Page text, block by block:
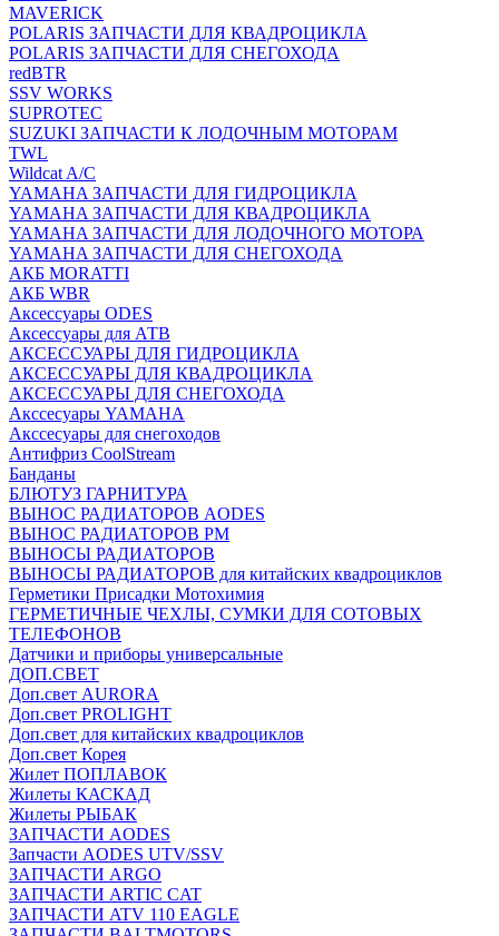
MAVERICK
POLARIS ЗАПЧАСТИ ДЛЯ КВАДРОЦИКЛА
POLARIS ЗАПЧАСТИ ДЛЯ СНЕГОХОДА
redBTR
SSV WORKS
SUPROTEC
SUZUKI ЗАПЧАСТИ К ЛОДОЧНЫМ МОТОРАМ
TWL
Wildcat A/C
YAMAHA ЗАПЧАСТИ ДЛЯ ГИДРОЦИКЛА
YAMAHA ЗАПЧАСТИ ДЛЯ КВАДРОЦИКЛА
YAMAHA ЗАПЧАСТИ ДЛЯ ЛОДОЧНОГО МОТОРА
YAMAHA ЗАПЧАСТИ ДЛЯ СНЕГОХОДА
АКБ MORATTI
АКБ WBR
Аксессуары ODES
Аксессуары для АТВ
АКСЕССУАРЫ ДЛЯ ГИДРОЦИКЛА
АКСЕССУАРЫ ДЛЯ КВАДРОЦИКЛА
АКСЕССУАРЫ ДЛЯ СНЕГОХОДА
Акссесуары YAMAHA
Акссесуары для снегоходов
Антифриз CoolStream
Банданы
БЛЮТУЗ ГАРНИТУРА
ВЫНОС РАДИАТОРОВ AODES
ВЫНОС РАДИАТОРОВ РМ
ВЫНОСЫ РАДИАТОРОВ
ВЫНОСЫ РАДИАТОРОВ для китайских квадроциклов
Герметики Присадки Мотохимия
ГЕРМЕТИЧНЫЕ ЧЕХЛЫ, СУМКИ ДЛЯ СОТОВЫХ
ТЕЛЕФОНОВ
Датчики и приборы универсальные
ДОП.СВЕТ
Доп.свет AURORA
Доп.свет PROLIGHT
Доп.свет для китайских квадроциклов
Доп.свет Корея
Жилет ПОПЛАВОК
Жилеты КАСКАД
Жилеты РЫБАК
ЗАПЧАСТИ AODES
Запчасти AODES UTV/SSV
ЗАПЧАСТИ ARGO
ЗАПЧАСТИ ARTIC CAT
ЗАПЧАСТИ ATV 110 EAGLE